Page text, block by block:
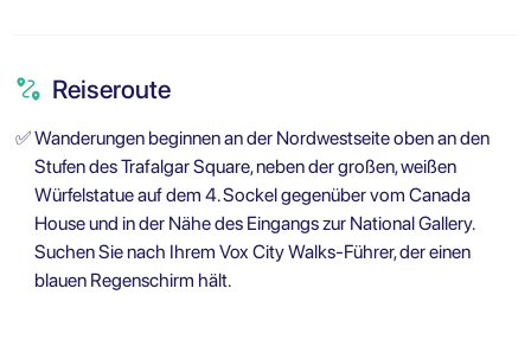
Reiseroute
✅Wanderungen beginnen an der Nordwestseite oben an den
Stufen des Trafalgar Square, neben der großen, weißen
Würfelstatue auf dem 4. Sockel gegenüber vom Canada
House und in der Nähe des Eingangs zur National Gallery.
Suchen Sie nach Ihrem Vox City Walks-Führer, der einen
blauen Regenschirm hält.